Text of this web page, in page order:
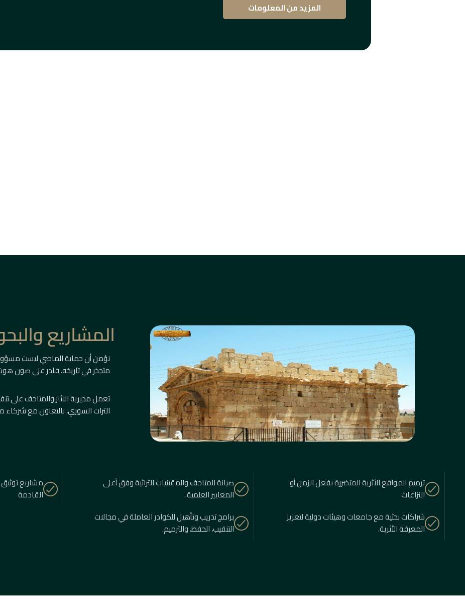
المزيد من المعلومات
المبانيالتاريخية
المشاريع
نؤمن أن حماية الماضي ليست
متجذر في تاريخه، قادر على صون
تعمل مديرية الآثار والمتاحف
التراث السوري، بالتعاون مع شركاء
ترميم المواقع الأثرية المتضررة بفعل الزمن أو
النزاعات
صيانة المتاحف والمقتنيات التراثية وفق أعلى
المعايير العلمية.
مشاريع
القادمة
شراكات بحثية مع جامعات وهيئات دولية لتعزيز
المعرفة الأثرية.
برامج تدريب وتأهيل للكوادر العاملة في مجالات
التنقيب، الحفظ، والترميم.